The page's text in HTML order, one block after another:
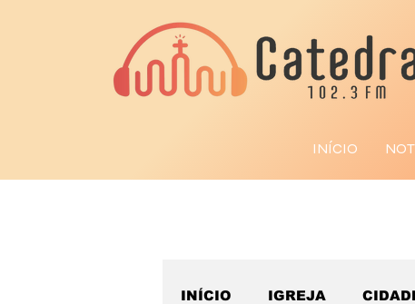
INÍCIO
INÍCIO IGREJA